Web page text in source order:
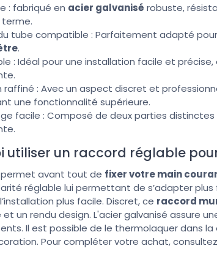
: fabriqué en acier galvanisé robuste,
tube compatible : Parfaitement adapté
.
: Idéal pour une installation facile et
raffiné : Avec un aspect discret et
une fonctionnalité supérieure.
facile : Composé de deux parties
utiliser un raccord réglable
avant tout de fixer votre main
réglable lui permettant de s’adapter
plus facile. Discret, ce raccord
un rendu design. L'acier galvanisé assure
Il est possible de le thermolaquer dans
Pour compléter votre achat,